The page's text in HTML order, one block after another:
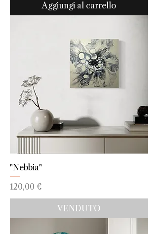
Aggiungi al carrello
"Nebbia"
Prezzo
120,00 €
VENDUTO